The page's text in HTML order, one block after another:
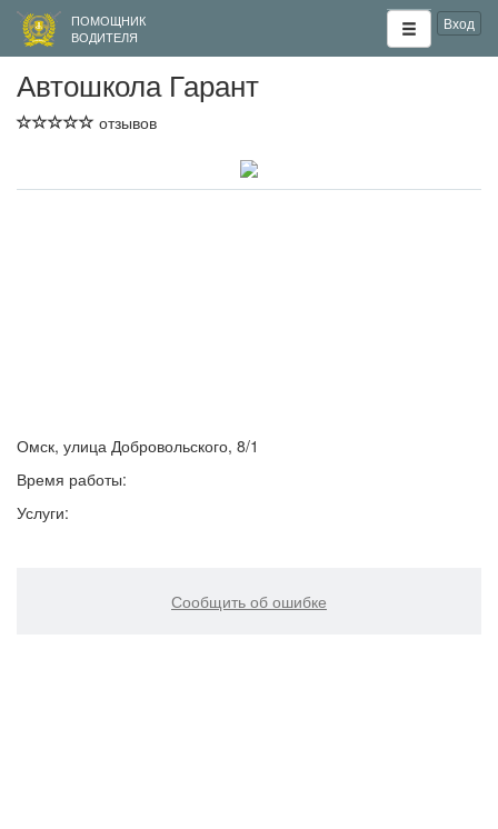
ПОМОЩНИК
ВОДИТЕЛЯ
Вход
Автошкола Гарант
отзывов
Омск, улица Добровольского, 8/1
Время работы:
Услуги:
Сообщить об ошибке